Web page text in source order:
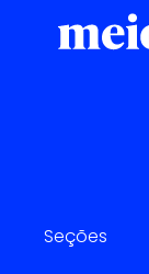
Seções